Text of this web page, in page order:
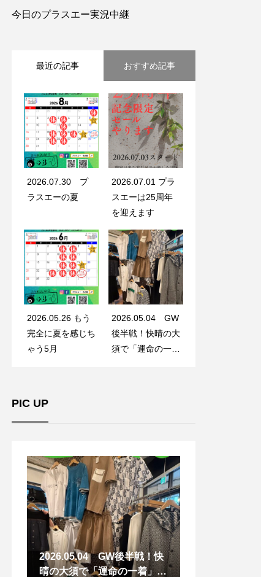
今日のプラスエー実況中継
最近の記事 おすすめ記事
2026.07.30 プ
ラスエーの夏
2026.07.01 プラ
スエーは25周年
を迎えます
2026.05.26 もう
完全に夏を感じち
ゃう5月
2026.05.04 GW
後半戦！快晴の大
須で「運命の一
PIC UP
2026.05.04 GW後半戦！快
晴の大須で「運命の一着」に